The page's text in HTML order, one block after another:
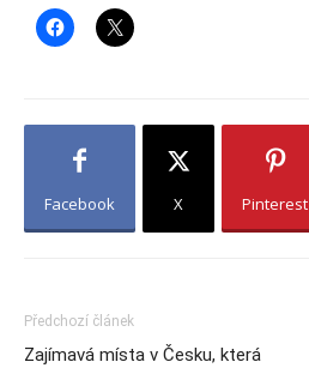
Facebook X Pinterest
Předchozí článek
Zajímavá místa v Česku, která